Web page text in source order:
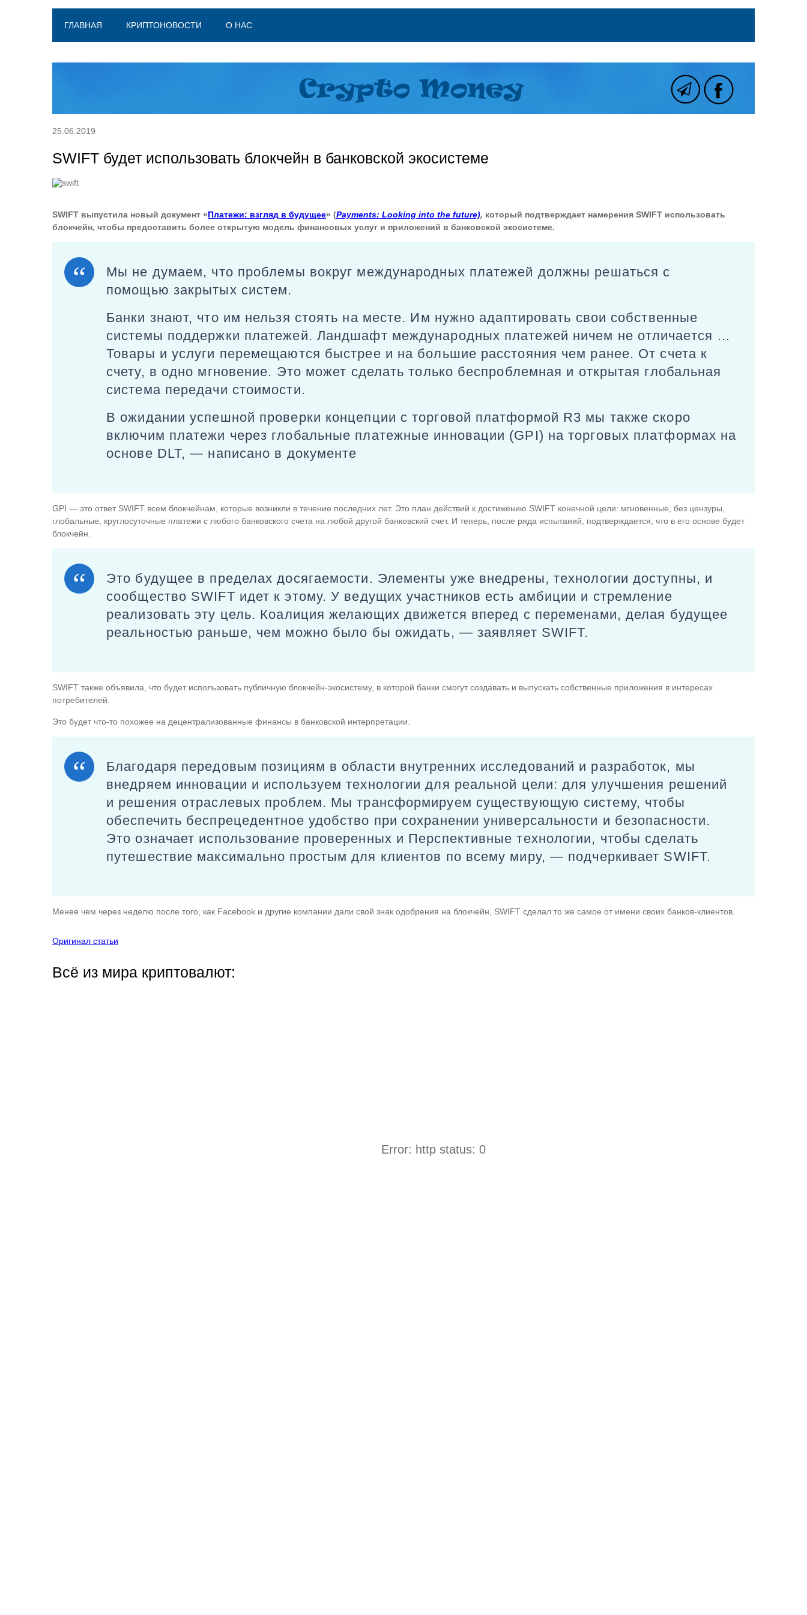
ГЛАВНАЯ КРИПТОНОВОСТИ О НАС
25.06.2019
SWIFT будет использовать блокчейн в банковской экосистеме
SWIFT выпустила новый документ «Платежи: взгляд в будущее» (Payments: Looking into the future), который подтверждает намерения SWIFT использовать
блокчейн, чтобы предоставить более открытую модель финансовых услуг и приложений в банковской экосистеме.
Мы не думаем, что проблемы вокруг международных платежей должны решаться с
помощью закрытых систем.
Банки знают, что им нельзя стоять на месте. Им нужно адаптировать свои собственные
системы поддержки платежей. Ландшафт международных платежей ничем не отличается …
Товары и услуги перемещаются быстрее и на большие расстояния чем ранее. От счета к
счету, в одно мгновение. Это может сделать только беспроблемная и открытая глобальная
система передачи стоимости.
В ожидании успешной проверки концепции с торговой платформой R3 мы также скоро
включим платежи через глобальные платежные инновации (GPI) на торговых платформах на
основе DLT, — написано в документе
GPI — это ответ SWIFT всем блокчейнам, которые возникли в течение последних лет. Это план действий к достижению SWIFT конечной цели: мгновенные, без цензуры,
глобальные, круглосуточные платежи с любого банковского счета на любой другой банковский счет. И теперь, после ряда испытаний, подтверждается, что в его основе будет
блокчейн.
Это будущее в пределах досягаемости. Элементы уже внедрены, технологии доступны, и
сообщество SWIFT идет к этому. У ведущих участников есть амбиции и стремление
реализовать эту цель. Коалиция желающих движется вперед с переменами, делая будущее
реальностью раньше, чем можно было бы ожидать, — заявляет SWIFT.
SWIFT также объявила, что будет использовать публичную блокчейн-экосистему, в которой банки смогут создавать и выпускать собственные приложения в интересах
потребителей.
Это будет что-то похожее на децентрализованные финансы в банковской интерпретации.
Благодаря передовым позициям в области внутренних исследований и разработок, мы
внедряем инновации и используем технологии для реальной цели: для улучшения решений
и решения отраслевых проблем. Мы трансформируем существующую систему, чтобы
обеспечить беспрецедентное удобство при сохранении универсальности и безопасности.
Это означает использование проверенных и Перспективные технологии, чтобы сделать
путешествие максимально простым для клиентов по всему миру, — подчеркивает SWIFT.
Менее чем через неделю после того, как Facebook и другие компании дали свой знак одобрения на блокчейн, SWIFT сделал то же самое от имени своих банков-клиентов.
Оригинал статьи
Всё из мира криптовалют:
Error: http status: 0